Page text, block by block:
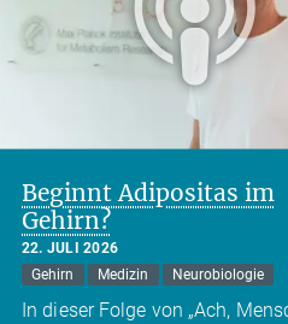
Beginnt Adipositas im
Gehirn?
22. JULI 2026
Gehirn
Medizin Neurobiologie
In dieser Folge von „Ach,